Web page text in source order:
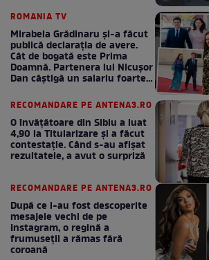
ROMANIA TV
Mirabela Grădinaru și-a făcut
publică declarația de avere.
Cât de bogată este Prima
Doamnă. Partenera lui Nicușor
Dan câștigă un salariu foarte
RECOMANDARE PE ANTENA3.RO
O învățătoare din Sibiu a luat
4,90 la Titularizare și a făcut
contestație. Când s-au afișat
rezultatele, a avut o surpriză
RECOMANDARE PE ANTENA3.RO
După ce i-au fost descoperite
mesajele vechi de pe
Instagram, o regină a
frumuseții a rămas fără
coroană